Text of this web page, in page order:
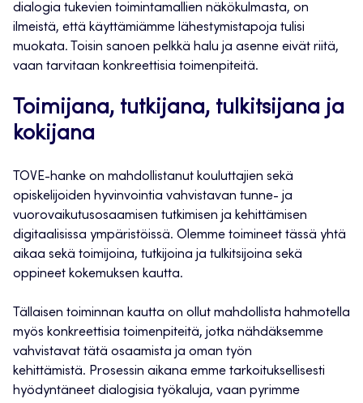
dialogia tukevien toimintamallien näkökulmasta, on
ilmeistä, että käyttämiämme lähestymistapoja tulisi
muokata. Toisin sanoen pelkkä halu ja asenne eivät riitä,
vaan tarvitaan konkreettisia toimenpiteitä.
Toimijana, tutkijana, tulkitsijana ja
kokijana
TOVE-hanke on mahdollistanut kouluttajien sekä
opiskelijoiden hyvinvointia vahvistavan tunne- ja
vuorovaikutusosaamisen tutkimisen ja kehittämisen
digitaalisissa ympäristöissä. Olemme toimineet tässä yhtä
aikaa sekä toimijoina, tutkijoina ja tulkitsijoina sekä
oppineet kokemuksen kautta.
Tällaisen toiminnan kautta on ollut mahdollista hahmotella
myös konkreettisia toimenpiteitä, jotka nähdäksemme
vahvistavat tätä osaamista ja oman työn
kehittämistä. Prosessin aikana emme tarkoituksellisesti
hyödyntäneet dialogisia työkaluja, vaan pyrimme